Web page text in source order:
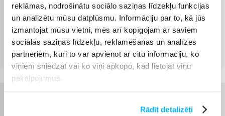
reklāmas, nodrošinātu sociālo saziņas līdzekļu funkcijas
un analizētu mūsu datplūsmu. Informāciju par to, kā jūs
izmantojat mūsu vietni, mēs arī kopīgojam ar saviem
sociālās saziņas līdzekļu, reklamēšanas un analīzes
partneriem, kuri to var apvienot ar citu informāciju, ko
viņiem sniedzat vai ko viņi apkopo, kad lietojat viņu
pakalpojumus.
Rādīt detalizēti
Venipak Kurjers (15,99 €)
Apmaksā pilnu summu skaidrā naudā piegādes brīdī.
Jautājiet
DPD kurjers (16,99 €)
Jautājiet